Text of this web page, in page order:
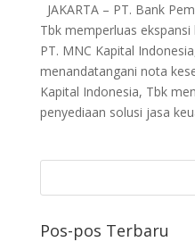
JAKARTA – PT. Bank
Tbk memperluas
PT. MNC Kapital
menandatangani nota
Kapital Indonesia, Tbk
penyediaan solusi jasa
Pos-pos Terbaru